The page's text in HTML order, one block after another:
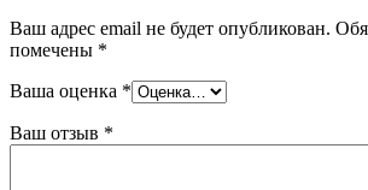
Ваш адрес email не будет опубликован.
помечены *
Ваша оценка *
Ваш отзыв *